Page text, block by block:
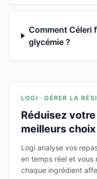
Comment Céleri
glycémie ?
LOGI · GÉRER LA
Réduisez
meilleurs
Logi analyse vos
en temps réel et vous
chaque ingrédient